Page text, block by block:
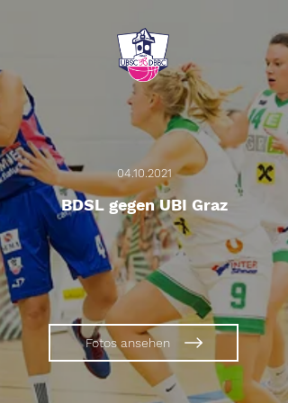
BDSL gegen UBI Graz
04.10.2021
Fotos ansehen